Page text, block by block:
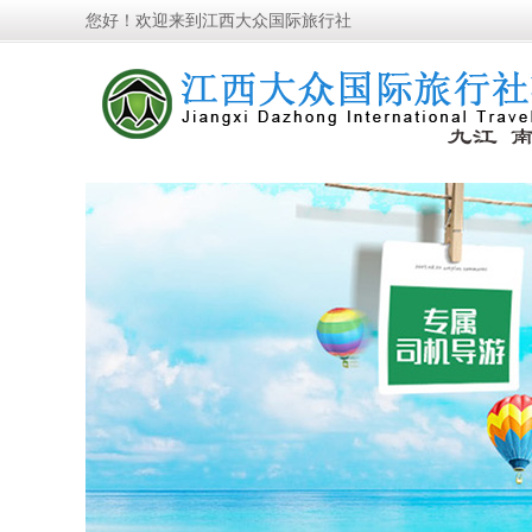
您好！欢迎来到江西大众国际旅行社